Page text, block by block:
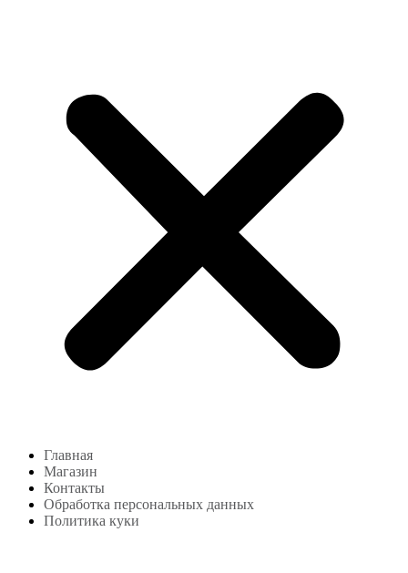
Главная
Магазин
Контакты
Обработка персональных данных
Политика куки